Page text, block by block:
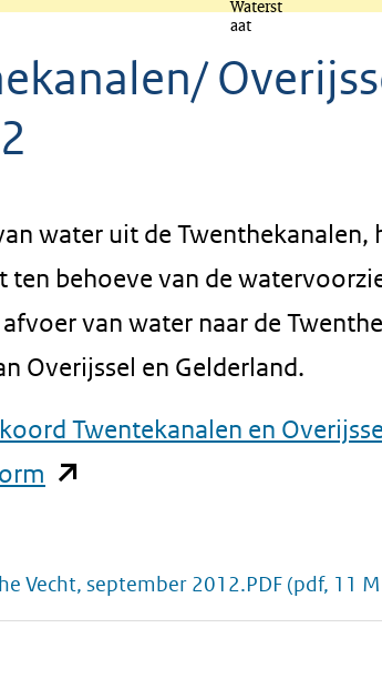
water uit de Twenthekanalen,
ten behoeve van de
van water naar de
Overijssel en Gelderland.
Twentekanalen en
(opent
venster)
Vecht, september 2012.PDF (pdf, 11